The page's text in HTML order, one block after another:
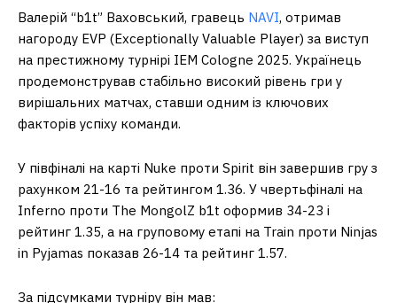
Валерій “b1t” Ваховський, гравець NAVI, отримав
нагороду EVP (Exceptionally Valuable Player) за виступ
на престижному турнірі IEM Cologne 2025. Українець
продемонстрував стабільно високий рівень гри у
вирішальних матчах, ставши одним із ключових
факторів успіху команди.
У півфіналі на карті Nuke проти Spirit він завершив гру з
рахунком 21-16 та рейтингом 1.36. У чвертьфіналі на
Inferno проти The MongolZ b1t оформив 34-23 і
рейтинг 1.35, а на груповому етапі на Train проти Ninjas
in Pyjamas показав 26-14 та рейтинг 1.57.
За підсумками турніру він мав: